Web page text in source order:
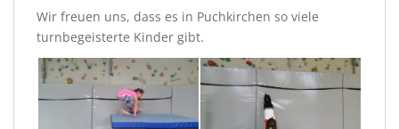
Wir freuen uns, dass es in Puchkirchen so viele
turnbegeisterte Kinder gibt.